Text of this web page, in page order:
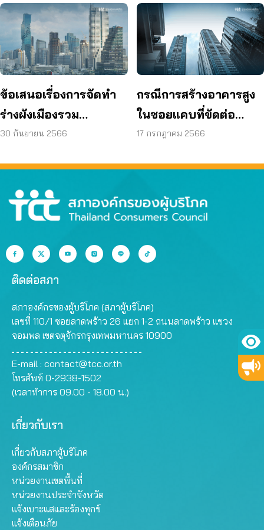
อาศัย
และจัดทำผังเมืองรวม
กรุงเทพมหานคร (ฉบับ
ปรับปรุงครั้งที่ 4)
ข้อเสนอเรื่องการจัดทำ
ร่างผังเมืองรวม
กรุงเทพมหานคร (ฉบับ
30 กันยายน 2566
กรณีการสร้างอาคารสูง
ในซอยแคบที่ขัดต่อ
กฎหมาย
17 กรกฎาคม 2566
ติดต่อสภา
สภาองค์กรของผู้บริโภค (สภาผู้บริโภค)
เลขที่ 110/1 ซอยลาดพร้าว 26 แยก 1-2 ถนนลาดพร้าว แขวง
จอมพล เขตจตุจักรกรุงเทพมหานคร 10900
E-mail : contact@tcc.or.th
โทรศัพท์ 0-2938-1502
(เวลาทำการ 09.00 - 18.00 น.)
เกี่ยวกับเรา
เกี่ยวกับสภาผู้บริโภค
องค์กรสมาชิก
หน่วยงานเขตพื้นที่
หน่วยงานประจำจังหวัด
แจ้งเบาะแสและร้องทุกข์
แจ้งเตือนภัย